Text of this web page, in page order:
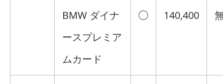
BMW ダイナ
ースプレミア
ムカード
◯ 140,400